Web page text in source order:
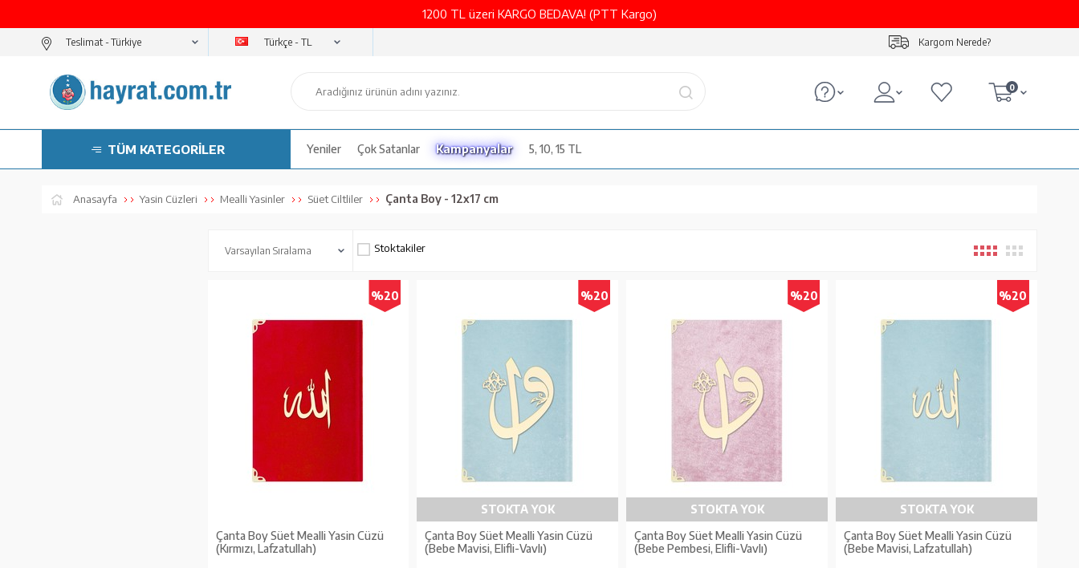
1200 TL üzeri KARGO BEDAVA! (PTT Kargo)
Teslimat - Türkçe - TL Kargom Nerede?
0
TÜM KATEGORİLER Yeniler Çok Satanlar Kampanyalar 5, 10, 15 TL
Anasayfa Yasin Cüzleri Mealli Yasinler Süet Ciltliler Çanta Boy - 12x17 cm
Stoktakiler
%20
Çanta Boy Süet Mealli Yasin Cüzü
(Kırmızı, Lafzatullah)
%20
STOKTA YOK
Çanta Boy Süet Mealli Yasin Cüzü
(Bebe Mavisi, Elifli-Vavlı)
%20
STOKTA YOK
Çanta Boy Süet Mealli Yasin Cüzü
(Bebe Pembesi, Elifli-Vavlı)
%20
STOKTA YOK
Çanta Boy Süet Mealli Yasin Cüzü
(Bebe Mavisi, Lafzatullah)